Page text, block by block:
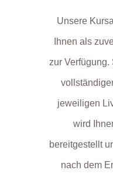
Unsere
Ihnen als
zur
jeweiligen
wird
bereitgestellt
nach dem